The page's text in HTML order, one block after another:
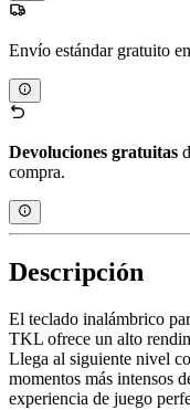
Envío estándar gratuito
Devoluciones gratuitas
compra.
Descripción
El teclado inalámbrico
TKL ofrece un alto
Llega al siguiente nivel
momentos más intensos
experiencia de juego